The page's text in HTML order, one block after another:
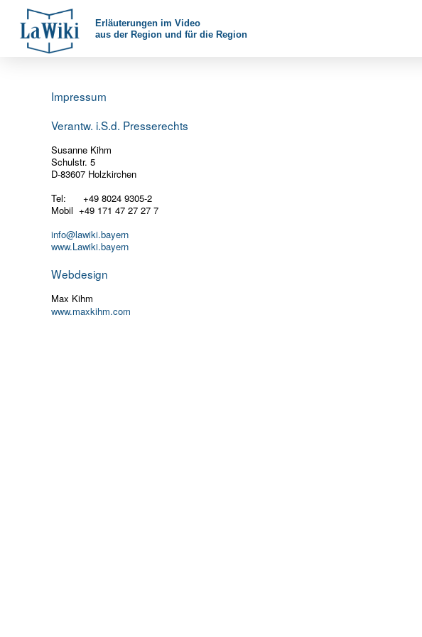
Erläuterungen im Video
aus der Region und für die Region
Impressum
Verantw. i.S.d. Presserechts
Susanne Kihm
Schulstr. 5
D-83607 Holzkirchen
Tel: +49 8024 9305-2
Mobil +49 171 47 27 27 7
info@lawiki.bayern
www.Lawiki.bayern
Webdesign
Max Kihm
www.maxkihm.com